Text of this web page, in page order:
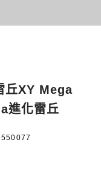
丘XY Mega
進化雷丘